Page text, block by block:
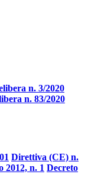
n. 3/2020
n. 83/2020
Direttiva (CE) n.
2012, n. 1 Decreto